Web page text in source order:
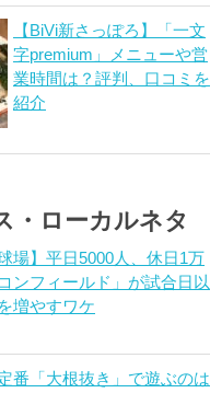
【BiVi新さっぽろ】「一文
字premium」メニューや営
業時間は？評判、口コミを
紹介
・ローカルネタ
場】平日5000人、休日1万
ンフィールド」が試合日以
増やすワケ
番「大根抜き」で遊ぶのは